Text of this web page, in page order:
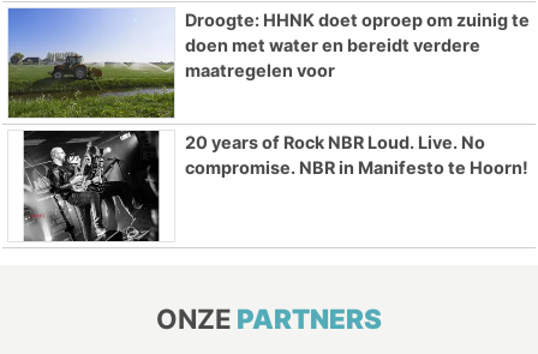
Droogte: HHNK doet oproep om zuinig te
doen met water en bereidt verdere
maatregelen voor
20 years of Rock NBR Loud. Live. No
compromise. NBR in Manifesto te Hoorn!
ONZE PARTNERS